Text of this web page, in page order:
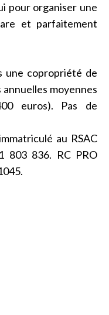
pour organiser une
et parfaitement
une copropriété de
moyennes
euros). Pas de
au RSAC
803 836. RC PRO